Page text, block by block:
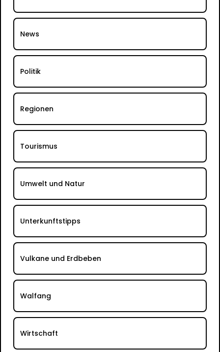
News
Politik
Regionen
Tourismus
Umwelt und Natur
Unterkunftstipps
Vulkane und Erdbeben
Walfang
Wirtschaft